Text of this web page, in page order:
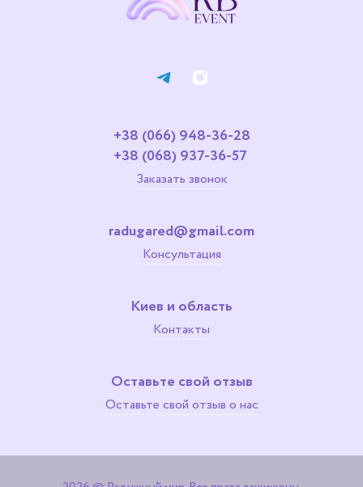
+38 (066) 948-36-28
+38 (068) 937-36-57
Заказать звонок
radugared@gmail.com
Консультация
Киев и область
Контакты
Оставьте свой отзыв
Оставьте свой отзыв о нас